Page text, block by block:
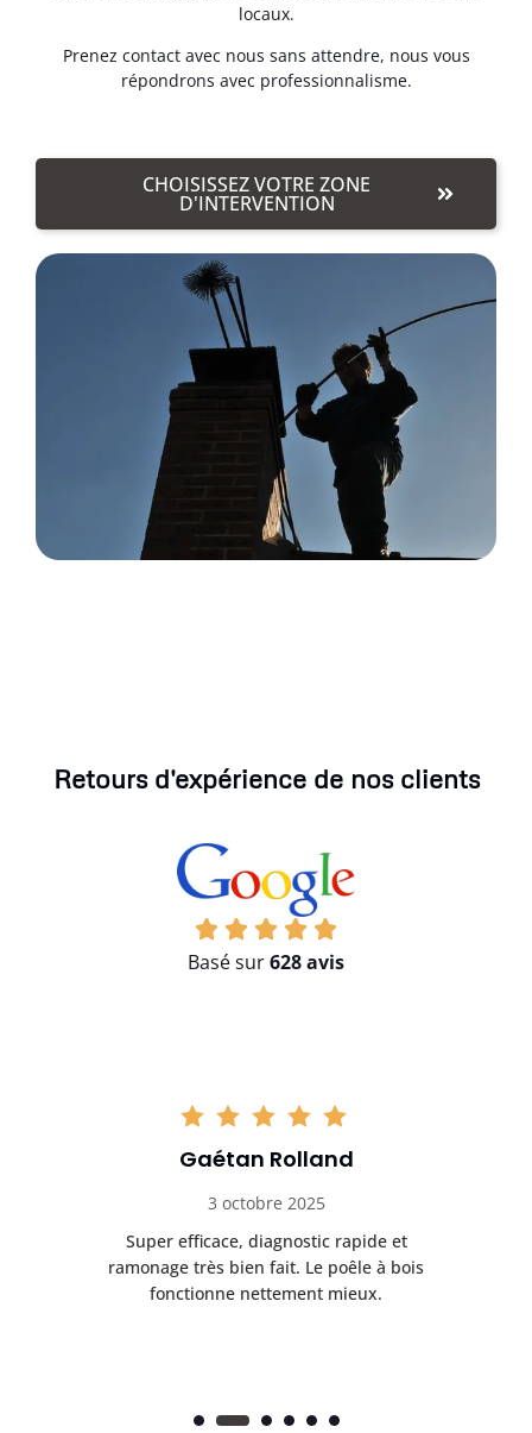
locaux.
Prenez contact avec nous sans attendre, nous vous
répondrons avec professionnalisme.
CHOISISSEZ VOTRE ZONE
D'INTERVENTION
Retours d'expérience de nos clients
Basé sur628 avis
Gaétan Rolland
3 octobre 2025
Super efficace, diagnostic rapide et
ramonage très bien fait. Le poêle à bois
fonctionne nettement mieux.